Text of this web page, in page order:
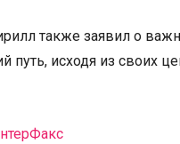
также заявил о
путь, исходя из своих